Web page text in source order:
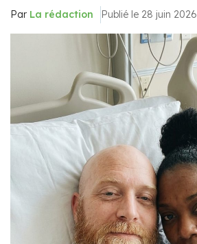
Par La rédaction Publié le 28 juin 2026